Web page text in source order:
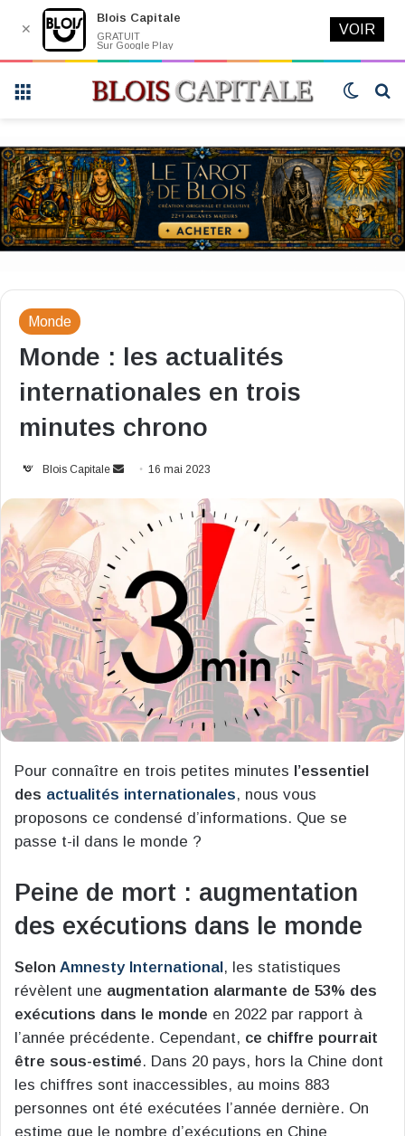
Switch
Monde
Monde : les actualités
internationales en trois
minutes chrono
Blois Capitale
Envoyer16 mai 2023
Pour connaître en trois petites minutes l’essentiel
des actualités internationales, nous vous
proposons ce condensé d’informations. Que se
passe t-il dans le monde ?
Peine de mort : augmentation
des exécutions dans le monde
Selon Amnesty International, les statistiques
révèlent une augmentation alarmante de 53% des
exécutions dans le monde en 2022 par rapport à
l’année précédente. Cependant, ce chiffre pourrait
être sous-estimé. Dans 20 pays, hors la Chine dont
les chiffres sont inaccessibles, au moins 883
personnes ont été exécutées l’année dernière. On
estime que le nombre d’exécutions en Chine
✕
Blois Capitale
GRATUIT
Sur Google Play
VOIR